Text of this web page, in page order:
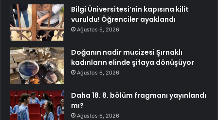
Bilgi Üniversitesi’nin kapısına kilit
vuruldu! Öğrenciler ayaklandı
Ağustos 6, 2026
Doğanın nadir mucizesi Şırnaklı
kadınların elinde şifaya dönüşüyor
Ağustos 6, 2026
Daha 18. 8. bölüm fragmanı yayınlandı
mı?
Ağustos 6, 2026